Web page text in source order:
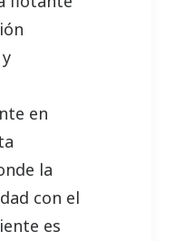
en
la
con el
es